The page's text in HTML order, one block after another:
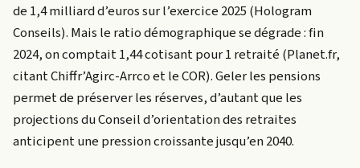
de 1,4 milliard d’euros sur l’exercice 2025 (Hologram
Conseils). Mais le ratio démographique se dégrade : fin
2024, on comptait 1,44 cotisant pour 1 retraité (Planet.fr,
citant Chiffr’Agirc-Arrco et le COR). Geler les pensions
permet de préserver les réserves, d’autant que les
projections du Conseil d’orientation des retraites
anticipent une pression croissante jusqu’en 2040.